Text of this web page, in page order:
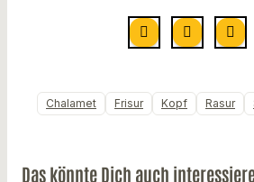
Chalamet Frisur Kopf Rasur
Das könnte Dich auch